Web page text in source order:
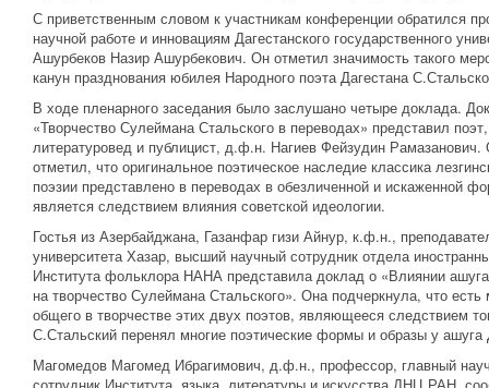
С приветственным словом к участникам конференции обратился
научной работе и инновациям Дагестанского государственного
Ашурбеков Назир Ашурбекович. Он отметил значимость такого
канун празднования юбилея Народного поэта Дагестана
В ходе пленарного заседания было заслушано четыре доклада.
«Творчество Сулеймана Стальского в переводах» представил поэт,
литературовед и публицист, д.ф.н. Нагиев Фейзудин Рамазанович.
отметил, что оригинальное поэтическое наследие классика
поэзии представлено в переводах в обезличенной и искаженной
является следствием влияния советской идеологии.
Гостья из Азербайджана, Газанфар гизи Айнур, к.ф.н.,
университета Хазар, высший научный сотрудник отдела
Института фольклора НАНА представила доклад о «Влиянии
на творчество Сулеймана Стальского». Она подчеркнула, что есть
общего в творчестве этих двух поэтов, являющееся следствием
С.Стальский перенял многие поэтические формы и образы у
Магомедов Магомед Ибрагимович, д.ф.н., профессор, главный